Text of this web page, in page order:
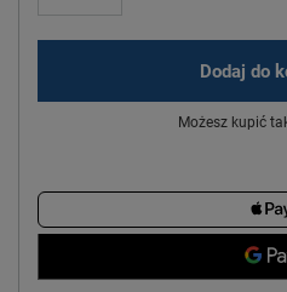
Dodaj do
Możesz kupić